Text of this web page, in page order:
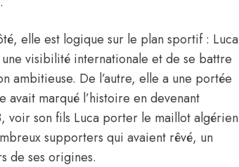
elle est logique sur le plan sportif : Luca
visibilité internationale et de se battre
ambitieuse. De l’autre, elle a une portée
marqué l’histoire en devenant
voir son fils Luca porter le maillot algérien
supporters qui avaient rêvé, un
de ses origines.